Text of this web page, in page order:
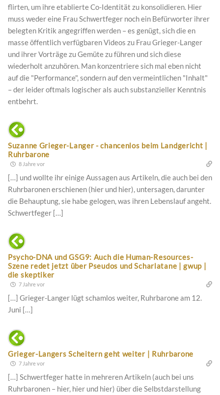
flirten, um ihre etablierte Co-Identität zu konsolidieren. Hier
muss weder eine Frau Schwertfeger noch ein Befürworter ihrer
belegten Kritik angegriffen werden – es genügt, sich die en
masse öffentlich verfügbaren Videos zu Frau Grieger-Langer
und ihrer Vorträge zu Gemüte zu führen und sich diese
wiederholt anzuhören. Man konzentriere sich mal eben nicht
auf die "Performance", sondern auf den vermeintlichen "Inhalt"
– der leider oftmals logischer als auch substanzieller Kenntnis
entbehrt.
Suzanne Grieger-Langer - chancenlos beim Landgericht |
Ruhrbarone
8 Jahre vor
[…] und wollte ihr einige Aussagen aus Artikeln, die auch bei den
Ruhrbaronen erschienen (hier und hier), untersagen, darunter
die Behauptung, sie habe gelogen, was ihren Lebenslauf angeht.
Schwertfeger […]
Psycho-DNA und GSG9: Auch die Human-Resources-
Szene redet jetzt über Pseudos und Scharlatane | gwup |
die skeptiker
7 Jahre vor
[…] Grieger-Langer lügt schamlos weiter, Ruhrbarone am 12.
Juni […]
Grieger-Langers Scheitern geht weiter | Ruhrbarone
7 Jahre vor
[…] Schwertfeger hatte in mehreren Artikeln (auch bei uns
Ruhrbaronen – hier, hier und hier) über die Selbstdarstellung